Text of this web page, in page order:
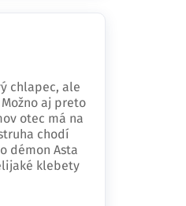
chlapec, ale
aj preto
otec má na
chodí
démon Asta
klebety